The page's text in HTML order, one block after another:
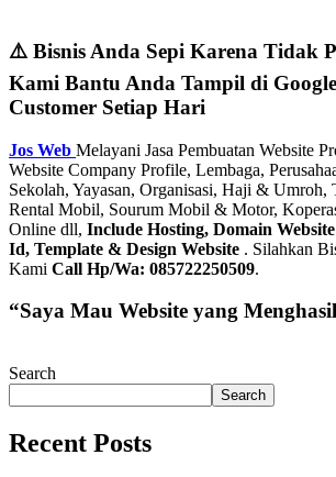
⚠️ Bisnis Anda Sepi Karena Tidak
Kami Bantu Anda Tampil di
Customer Setiap Hari
Jos Web Melayani Jasa Pembuatan Website
Website Company Profile, Lembaga,
Sekolah, Yayasan, Organisasi, Haji & Umroh,
Rental Mobil, Sourum Mobil & Motor,
Online dll, Include Hosting, Domain
Id, Template & Design Website . Silahkan
Kami Call Hp/Wa: 085722250509.
“Saya Mau Website yang
Search
Search
Recent Posts